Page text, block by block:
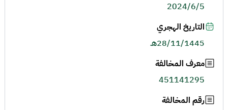
2024/6/5
التاريخ الهجري
28/11/1445هـ
معرف المخالفة
451141295
رقم المخالفة